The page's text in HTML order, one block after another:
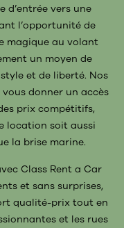
d’entrée vers une
l’opportunité de
magique au volant
un moyen de
et de liberté. Nos
donner un accès
prix compétitifs,
location soit aussi
la brise marine.
Class Rent a Car
et sans surprises,
qualité-prix tout en
et les rues